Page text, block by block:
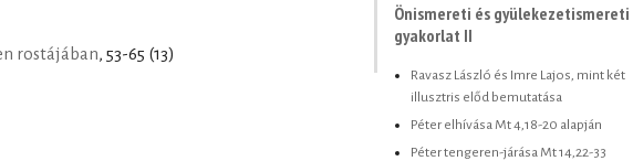
rostájában, 53-65 (13)
Önismereti és gyülekezetismereti
gyakorlat II
Ravasz László és Imre Lajos, mint két
illusztris előd bemutatása
Péter elhívása Mt 4,18-20 alapján
Péter tengeren-járása Mt 14,22-33